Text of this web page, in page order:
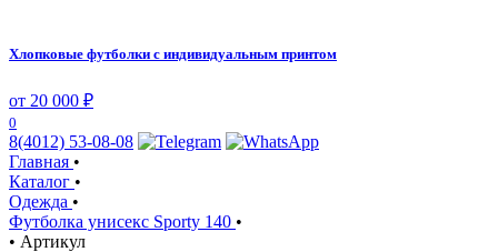
Хлопковые футболки с индивидуальным принтом
от 20 000 ₽
0
8(4012) 53-08-08
Главная •
Каталог •
Одежда •
Футболка унисекс Sporty 140 •
• Артикул